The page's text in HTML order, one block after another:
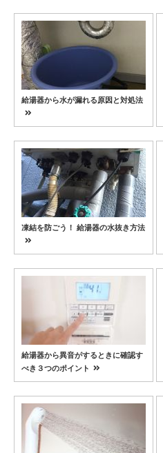
給湯器から水が漏れる原因と対処法
凍結を防ごう！ 給湯器の水抜き方法
給湯器から異音がするときに確認す
べき３つのポイント